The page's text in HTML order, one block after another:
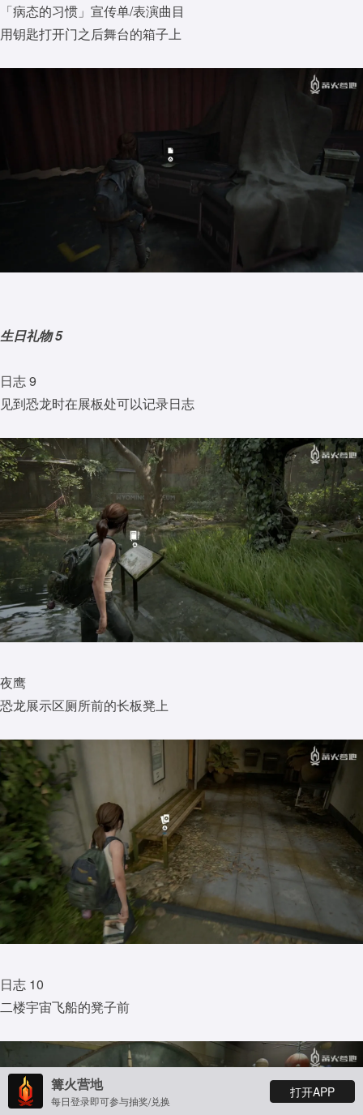
「病态的习惯」宣传单/表演曲目
用钥匙打开门之后舞台的箱子上
生日礼物 5
日志 9
见到恐龙时在展板处可以记录日志
夜鹰
恐龙展示区厕所前的长板凳上
日志 10
二楼宇宙飞船的凳子前
篝火营地
每日登录即可参与抽奖/兑换
打开APP